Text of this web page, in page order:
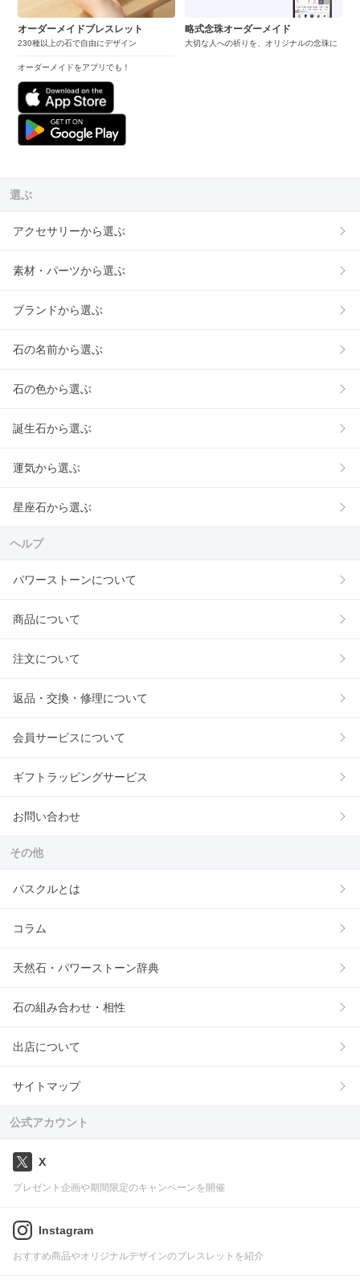
オーダーメイドブレスレット
230種以上の石で自由にデザイン
オーダーメイドをアプリでも！
略式念珠オーダーメイド
大切な人への祈りを、オリジナルの念珠に
選ぶ
アクセサリーから選ぶ
素材・パーツから選ぶ
ブランドから選ぶ
石の名前から選ぶ
石の色から選ぶ
誕生石から選ぶ
運気から選ぶ
星座石から選ぶ
ヘルプ
パワーストーンについて
商品について
注文について
返品・交換・修理について
会員サービスについて
ギフトラッピングサービス
お問い合わせ
その他
パスクルとは
コラム
天然石・パワーストーン辞典
石の組み合わせ・相性
出店について
サイトマップ
公式アカウント
X
プレゼント企画や期間限定のキャンペーンを開催
Instagram
おすすめ商品やオリジナルデザインのブレスレットを紹介